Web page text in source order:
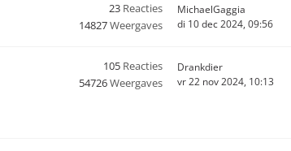
23 Reacties
14827Weergaves
MichaelGaggia
di 10 dec 2024, 09:56
105 Reacties
54726Weergaves
Drankdier
vr 22 nov 2024, 10:13